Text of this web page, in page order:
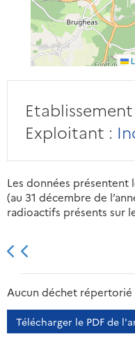
Exploitant :
Les données
(au 31 décembre de
radioactifs présents sur
2013
Aucun déchet répertorié
Télécharger le PDF de